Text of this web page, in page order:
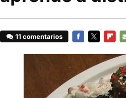
11 comentarios